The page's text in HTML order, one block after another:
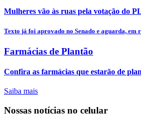
Mulheres vão às ruas pela votação do
Texto já foi aprovado no Senado e aguarda, em
Farmácias de Plantão
Confira as farmácias que estarão de
Saiba mais
Nossas notícias no celular